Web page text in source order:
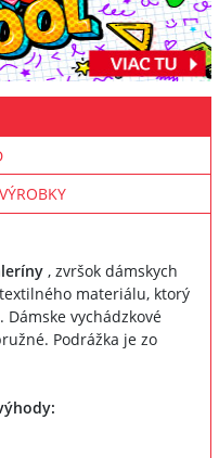
, zvršok dámskych
materiálu, ktorý
vychádzkové
Podrážka je zo